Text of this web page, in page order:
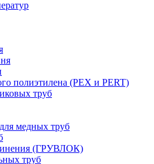
полиэтилена (PEX и PERT)
труб
медных труб
(ГРУВЛОК)
труб